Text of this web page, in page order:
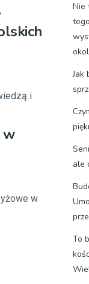
i
w
w
Nie
Jak
ale
To